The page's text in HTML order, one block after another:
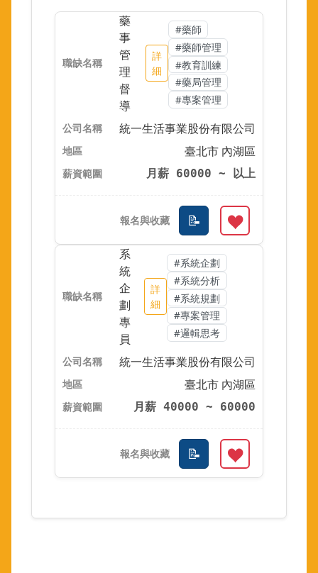
藥
事
管
理
督
導
詳
細
#藥師
#藥師管理
#教育訓練
#藥局管理
#專案管理
統一生活事業股份有限公司
臺北市 內湖區
月薪 60000 ~ 以上
系
統
企
劃
專
員
詳
細
#系統企劃
#系統分析
#系統規劃
#專案管理
#邏輯思考
統一生活事業股份有限公司
臺北市 內湖區
月薪 40000 ~ 60000